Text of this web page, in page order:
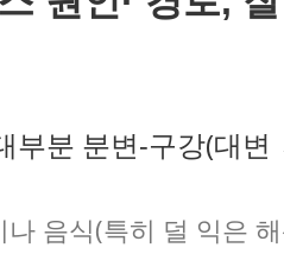
부분 분변-구강(대
음식(특히 덜 익은